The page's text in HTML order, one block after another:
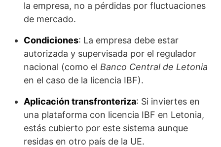
la empresa, no a pérdidas por fluctuaciones
de mercado.
Condiciones: La empresa debe estar
autorizada y supervisada por el regulador
nacional (como el Banco Central de Letonia
en el caso de la licencia IBF).
Aplicación transfronteriza: Si inviertes en
una plataforma con licencia IBF en Letonia,
estás cubierto por este sistema aunque
residas en otro país de la UE.